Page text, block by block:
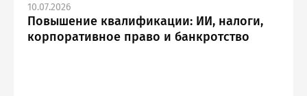
10.07.2026
Повышение квалификации: ИИ, налоги,
корпоративное право и банкротство